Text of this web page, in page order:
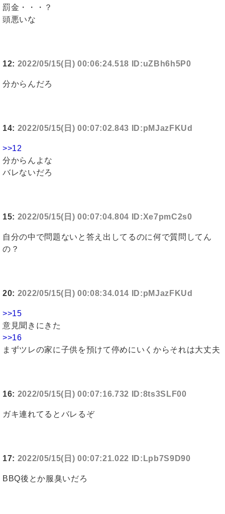
罰金・・・？
頭悪いな
12: 2022/05/15(日) 00:06:24.518 ID:uZBh6h5P0
分からんだろ
14: 2022/05/15(日) 00:07:02.843 ID:pMJazFKUd
>>12
分からんよな
バレないだろ
15: 2022/05/15(日) 00:07:04.804 ID:Xe7pmC2s0
自分の中で問題ないと答え出してるのに何で質問してん
の？
20: 2022/05/15(日) 00:08:34.014 ID:pMJazFKUd
>>15
意見聞きにきた
>>16
まずツレの家に子供を預けて停めにいくからそれは大丈夫
16: 2022/05/15(日) 00:07:16.732 ID:8ts3SLF00
ガキ連れてるとバレるぞ
17: 2022/05/15(日) 00:07:21.022 ID:Lpb7S9D90
BBQ後とか服臭いだろ